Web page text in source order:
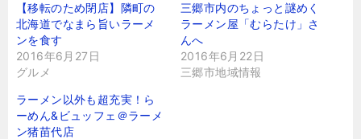
【移転のため閉店】隣町の
北海道でなまら旨いラーメ
ンを食す
2016年6月27日
グルメ
三郷市内のちょっと謎めく
ラーメン屋「むらたけ」さ
んへ
2016年6月22日
三郷市地域情報
ラーメン以外も超充実！ら
ーめん&ビュッフェ＠ラーメ
ン猪苗代店